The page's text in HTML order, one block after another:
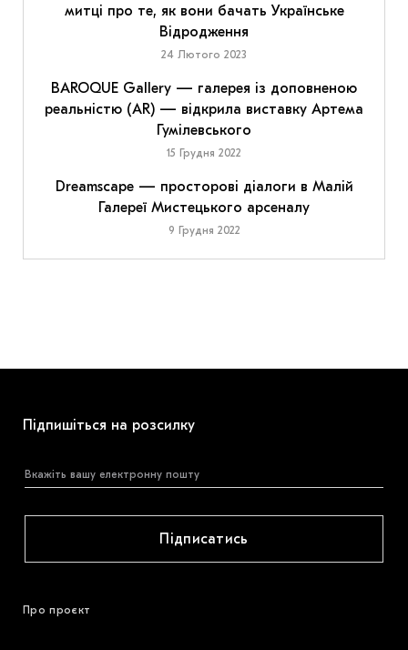
митці про те, як вони бачать Українське
Відродження
24 Лютого 2023
BAROQUE Gallery — галерея із доповненою
реальністю (AR) — відкрила виставку Артема
Гумілевського
15 Грудня 2022
Dreamscape — просторові діалоги в Малій
Галереї Мистецького арсеналу
9 Грудня 2022
Підпишіться на розсилку
Підписатись
Про проєкт